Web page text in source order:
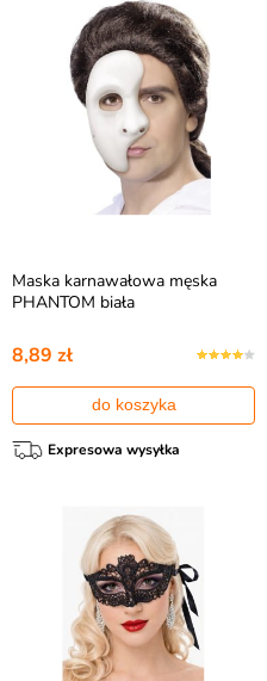
Maska karnawałowa męska
PHANTOM biała
8,89 zł
do koszyka
Expresowa wysyłka